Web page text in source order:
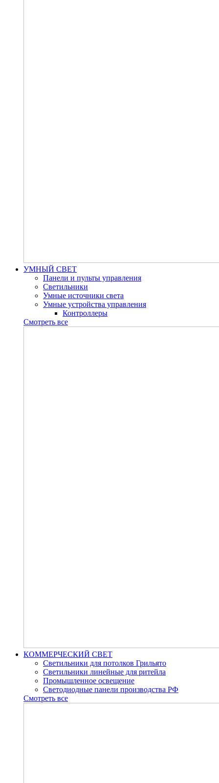
УМНЫЙ СВЕТ
Панели и пульты управления
Светильники
Умные источники света
Умные устройства управления
Контроллеры
Смотреть все
КОММЕРЧЕСКИЙ СВЕТ
Светильники для потолков Грильято
Светильники линейные для ритейла
Промышленное освещение
Светодиодные панели производства РФ
Смотреть все